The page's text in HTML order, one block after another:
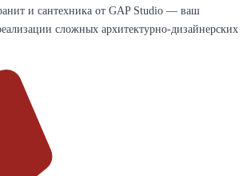
и сантехника от GAP Studio — ваш
сложных архитектурно-дизайнерских